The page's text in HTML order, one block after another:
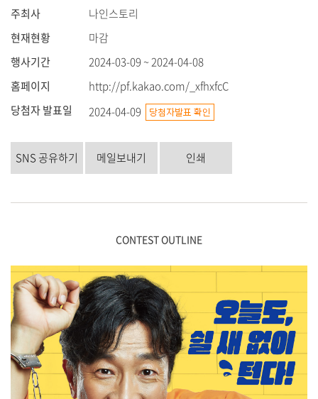
주최사
나인스토리
현재현황
마감
행사기간
2024-03-09 ~ 2024-04-08
홈페이지
http://pf.kakao.com/_xfhxfcC
당첨자 발표일
2024-04-09
SNS 공유하기 메일보내기 인쇄
CONTEST OUTLINE